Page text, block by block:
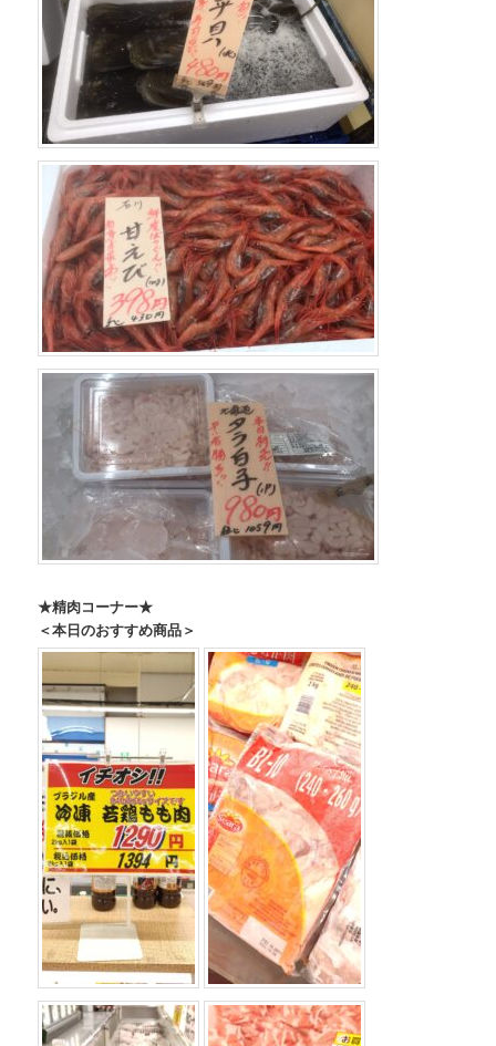
★精肉コーナー★
＜本日のおすすめ商品＞